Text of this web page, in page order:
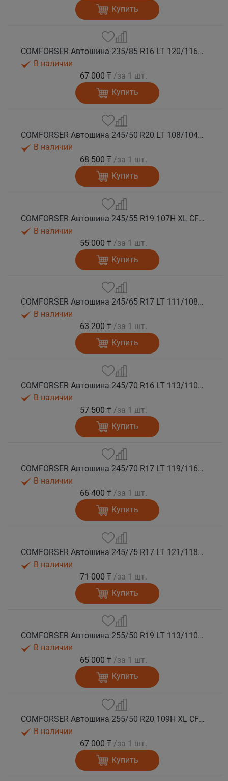
Купить
COMFORSER Автошина 235/85 R16 LT 120/116R CF1100 10PR RWL лето
В наличии
67 000 ₸ /за 1 шт.
Купить
COMFORSER Автошина 245/50 R20 LT 108/104S CF1100 RWL лето
В наличии
68 500 ₸ /за 1 шт.
Купить
COMFORSER Автошина 245/55 R19 107H XL CF1100 RWL лето
В наличии
55 000 ₸ /за 1 шт.
Купить
COMFORSER Автошина 245/65 R17 LT 111/108S CF1100 8PR RWL лето
В наличии
63 200 ₸ /за 1 шт.
Купить
COMFORSER Автошина 245/70 R16 LT 113/110S CF1100 8PR RWL лето
В наличии
57 500 ₸ /за 1 шт.
Купить
COMFORSER Автошина 245/70 R17 LT 119/116S CF1100 10PR RWL лето
В наличии
66 400 ₸ /за 1 шт.
Купить
COMFORSER Автошина 245/75 R17 LT 121/118S CF1100 10PR RWL лето
В наличии
71 000 ₸ /за 1 шт.
Купить
COMFORSER Автошина 255/50 R19 LT 113/110S CF1100 RWL лето
В наличии
65 000 ₸ /за 1 шт.
Купить
COMFORSER Автошина 255/50 R20 109H XL CF1100 RWL лето
В наличии
67 000 ₸ /за 1 шт.
Купить